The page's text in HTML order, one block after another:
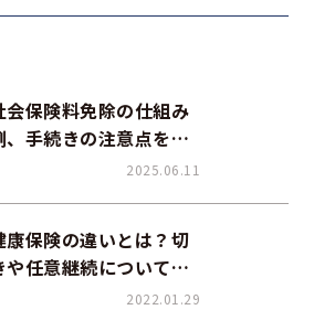
保険料免除の仕組み
手続きの注意点を解
2025.06.11
保険の違いとは？切
任意継続について解
2022.01.29